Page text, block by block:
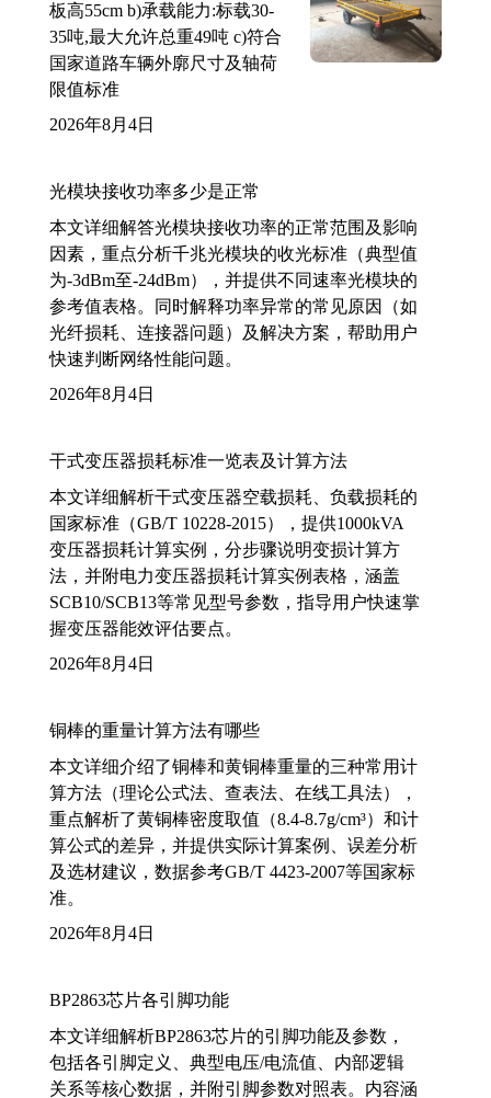
板高55cm b)承载能力:标载30-
35吨,最大允许总重49吨 c)符合
国家道路车辆外廓尺寸及轴荷
限值标准
2026年8月4日
光模块接收功率多少是正常
本文详细解答光模块接收功率的正常范围及影响
因素，重点分析千兆光模块的收光标准（典型值
为-3dBm至-24dBm），并提供不同速率光模块的
参考值表格。同时解释功率异常的常见原因（如
光纤损耗、连接器问题）及解决方案，帮助用户
快速判断网络性能问题。
2026年8月4日
干式变压器损耗标准一览表及计算方法
本文详细解析干式变压器空载损耗、负载损耗的
国家标准（GB/T 10228-2015），提供1000kVA
变压器损耗计算实例，分步骤说明变损计算方
法，并附电力变压器损耗计算实例表格，涵盖
SCB10/SCB13等常见型号参数，指导用户快速掌
握变压器能效评估要点。
2026年8月4日
铜棒的重量计算方法有哪些
本文详细介绍了铜棒和黄铜棒重量的三种常用计
算方法（理论公式法、查表法、在线工具法），
重点解析了黄铜棒密度取值（8.4-8.7g/cm³）和计
算公式的差异，并提供实际计算案例、误差分析
及选材建议，数据参考GB/T 4423-2007等国家标
准。
2026年8月4日
BP2863芯片各引脚功能
本文详细解析BP2863芯片的引脚功能及参数，
包括各引脚定义、典型电压/电流值、内部逻辑
关系等核心数据，并附引脚参数对照表。内容涵